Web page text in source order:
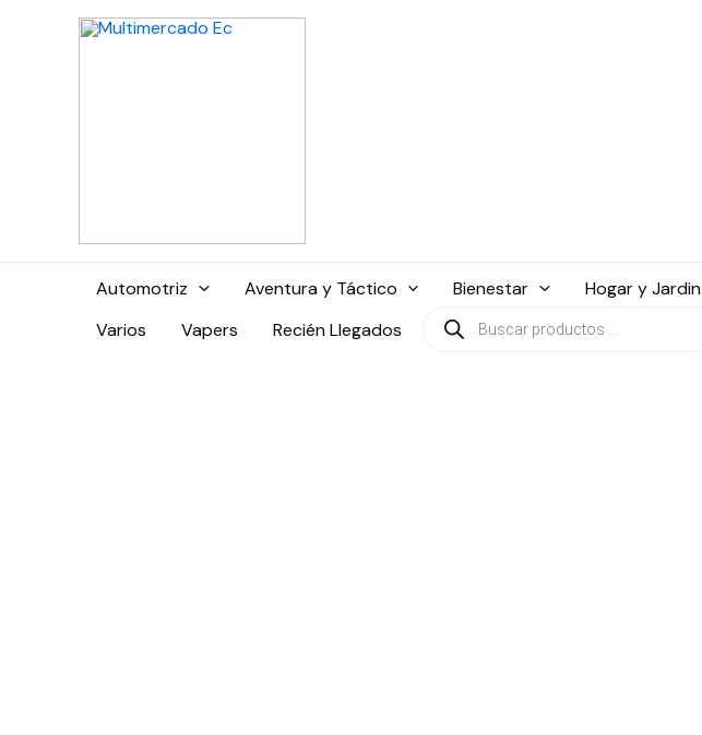
Automotriz Aventura y Táctico Bienestar Hogar y Jardin
Varios
Vapers Recién Llegados
Búsqueda